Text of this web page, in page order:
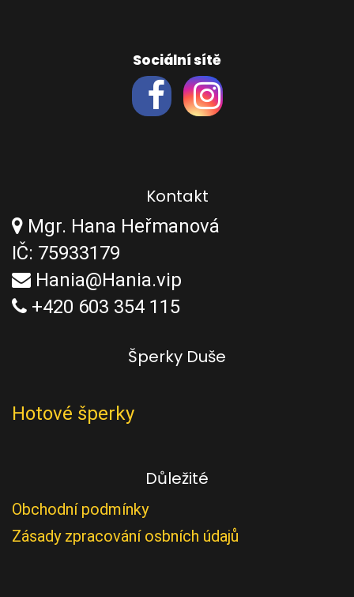
Sociální sítě
Kontakt
Mgr. Hana Heřmanová
IČ: 75933179
Hania@Hania.vip
+420 603 354 115
Šperky Duše
Hotové šperky
Důležité
Obchodní podmínky
Zásady zpracování osbních údajů